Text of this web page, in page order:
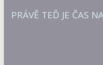
PRÁVĚ TEĎ JE ČAS